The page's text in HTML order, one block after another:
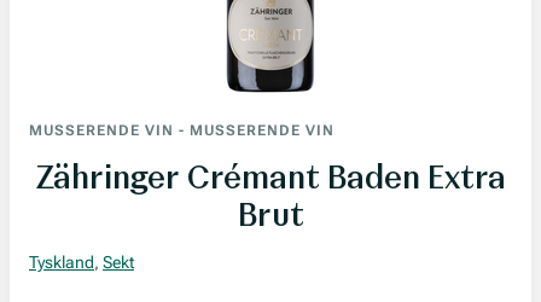
MUSSERENDE VIN - MUSSERENDE VIN
Zähringer Crémant Baden Extra
Brut
Tyskland, Sekt